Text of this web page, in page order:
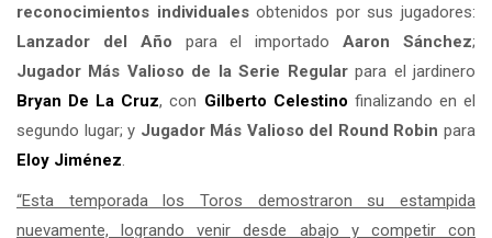
reconocimientos individualesobtenidos por sus jugadores:
Lanzador del Año para el importadoAaron Sánchez;
Jugador Más Valioso de la Serie Regularpara el jardinero
Bryan De La Cruz, con Gilberto Celestino finalizando en el
segundo lugar; y Jugador Más Valioso del Round Robin para
Eloy Jiménez.
“Esta temporada los Toros demostraron su estampida
nuevamente, logrando venir desde abajo y competir con